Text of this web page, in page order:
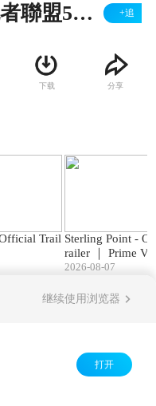
【電影預告】《復仇者聯盟5：末日降臨》2026年12月 大銀幕獻映 (中文字幕) +追
下载 分享
Trail Sterling Point -
railer ｜ Prime
2026-08-07
继续使用浏览器
打开